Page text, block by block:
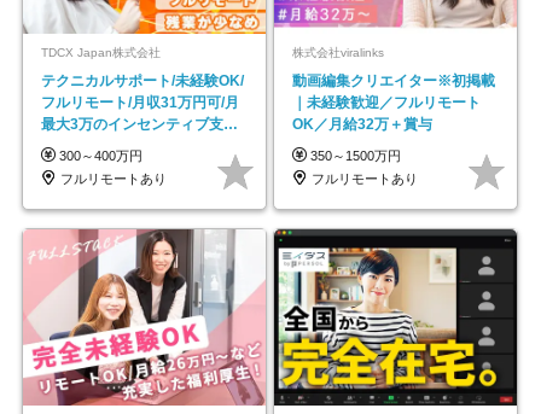
TDCX Japan株式会社
テクニカルサポート/未経験OK/
フルリモート/月収31万円可/月
最大3万のインセンティブ支給/
平均年齢33歳
300～400万円
フルリモートあり
株式会社viralinks
動画編集クリエイター※初掲載
｜未経験歓迎／フルリモート
OK／月給32万＋賞与
350～1500万円
フルリモートあり